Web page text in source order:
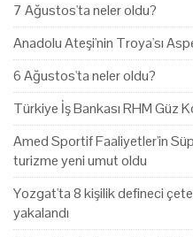
7 Ağustos'ta neler oldu?
Anadolu Ateşi'nin Troya'sı
6 Ağustos'ta neler oldu?
Türkiye İş Bankası RHM Güz
Amed Sportif Faaliyetler'in
turizme yeni umut oldu
Yozgat'ta 8 kişilik defineci
yakalandı